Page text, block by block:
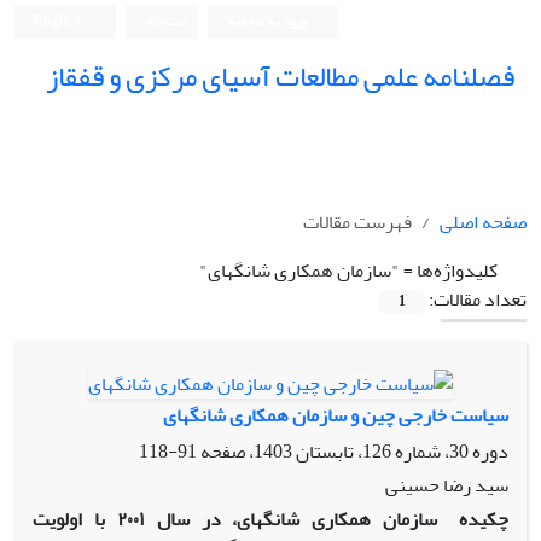
فصلنامه علمی مطالعات آسیای مرکزی و قفقاز
صفحه اصلی
فهرست مقالات
کلیدواژه‌ها ="سازمان همکاری شانگهای"
تعداد مقالات:
1
سیاست خارجی چین و سازمان همکاری شانگهای
دوره 30، شماره 126، تابستان 1403، صفحه
91-118
سید رضا حسینی
چکیده
سازمان همکاری شانگهای، در سال ۲۰۰۱ با اولویت